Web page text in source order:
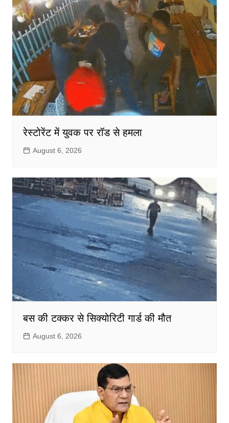
रेस्टोरेंट में युवक पर रॉड से हमला
August 6, 2026
बस की टक्कर से सिक्योरिटी गार्ड की मौत
August 6, 2026